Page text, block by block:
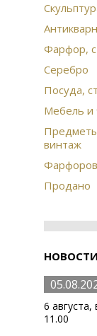
Фарфор,
Серебро
Посуда,
Мебель и
винтаж
Продано
НОВОСТИ
6
11.00